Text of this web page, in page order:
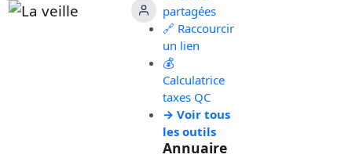
partagées
🔗 Raccourcir
un lien
💰
Calculatrice
taxes QC
→ Voir tous
les outils
Annuaire